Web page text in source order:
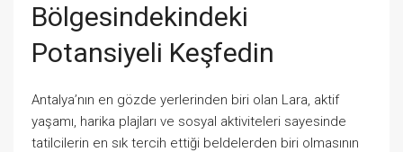
Bölgesindekindeki
Potansiyeli Keşfedin
Antalya’nın en gözde yerlerinden biri olan Lara, aktif
yaşamı, harika plajları ve sosyal aktiviteleri sayesinde
tatilcilerin en sık tercih ettiği beldelerden biri olmasının